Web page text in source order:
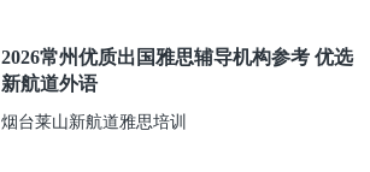
2026常州优质出国雅思辅导机构参考 优选
新航道外语
烟台莱山新航道雅思培训